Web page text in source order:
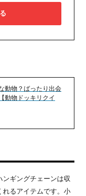
動物？ばったり出会
動物ドッキリクイ
ギングチェーンは収
れるアイテムです。小